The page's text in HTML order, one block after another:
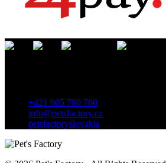
+421 905 780 760
info@petsfactory.cz
petsfactoryslovakia